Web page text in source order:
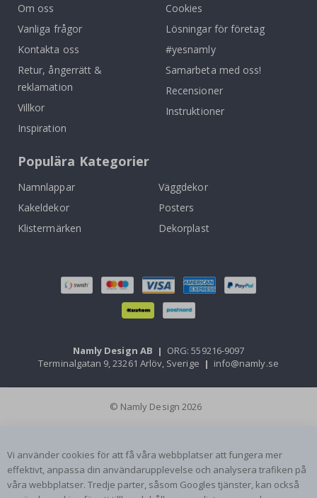
Om oss
Vanliga frågor
Kontakta oss
Retur, ångerrätt &
reklamation
Villkor
Inspiration
Cookies
Lösningar för företag
#yesnamly
Samarbeta med oss!
Recensioner
Instruktioner
Populära Kategorier
Namnlappar
Väggdekor
Kakeldekor
Posters
Klistermärken
Dekorplast
Namly Design AB | ORG: 559216-9097
Terminalgatan 9, 23261 Arlöv, Sverige | info@namly.se
© Namly Design 2026
Vi använder cookies för att få våra webbplatser att fungera mer
effektivt, anpassa din användarupplevelse och analysera trafiken på
våra webbplatser. Tredje parter, såsom Googles tjänster, kan också